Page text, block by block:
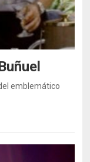
emblemático